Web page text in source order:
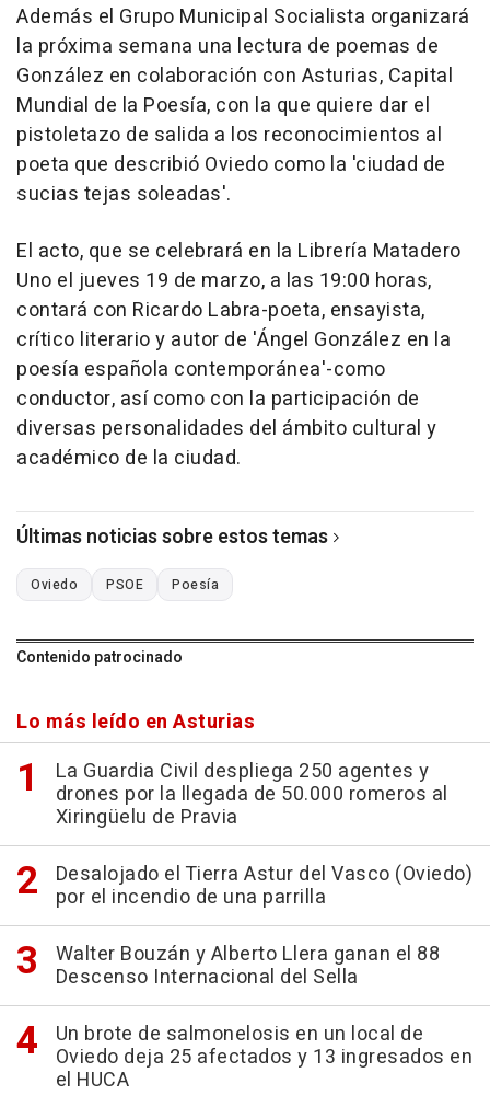
Además el Grupo Municipal Socialista organizará
la próxima semana una lectura de poemas de
González en colaboración con Asturias, Capital
Mundial de la Poesía, con la que quiere dar el
pistoletazo de salida a los reconocimientos al
poeta que describió Oviedo como la 'ciudad de
sucias tejas soleadas'.
El acto, que se celebrará en la Librería Matadero
Uno el jueves 19 de marzo, a las 19:00 horas,
contará con Ricardo Labra-poeta, ensayista,
crítico literario y autor de 'Ángel González en la
poesía española contemporánea'-como
conductor, así como con la participación de
diversas personalidades del ámbito cultural y
académico de la ciudad.
Últimas noticias sobre estos temas
Oviedo PSOE Poesía
Contenido patrocinado
Lo más leído en Asturias
La Guardia Civil despliega 250 agentes y
drones por la llegada de 50.000 romeros al
Xiringüelu de Pravia
Desalojado el Tierra Astur del Vasco (Oviedo)
por el incendio de una parrilla
Walter Bouzán y Alberto Llera ganan el 88
Descenso Internacional del Sella
Un brote de salmonelosis en un local de
Oviedo deja 25 afectados y 13 ingresados en
el HUCA